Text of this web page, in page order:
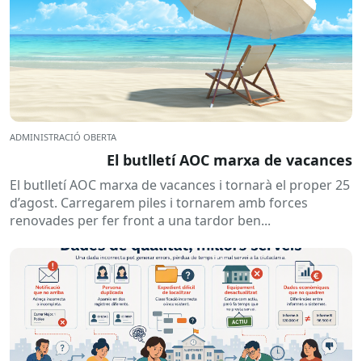
ADMINISTRACIÓ OBERTA
El butlletí AOC marxa de vacances
El butlletí AOC marxa de vacances i tornarà el proper 25
d’agost. Carregarem piles i tornarem amb forces
renovades per fer front a una tardor ben...